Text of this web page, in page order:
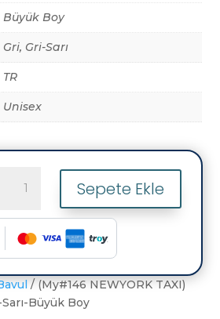
Büyük Boy
Gri, Gri-Sarı
TR
Unisex
NEWYORK
VALİZ
İÇİN
Sepete Ekle
/ (My#146 NEWYORK TAXI)
Büyük Boy